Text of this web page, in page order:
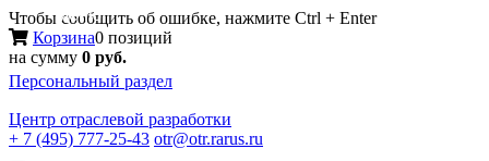
Чтобы сообщить об ошибке, нажмите Ctrl + Enter
Корзина0 позиций
на сумму 0 руб.
Персональный раздел
Центр отраслевой разработки
+ 7 (495) 777-25-43 otr@otr.rarus.ru
Меню